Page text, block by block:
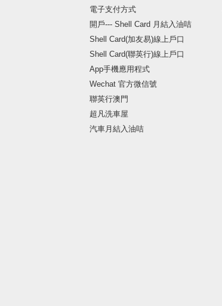
電子支付方式
開戶--- Shell Card 月結入油咭
Shell Card(加友易)線上戶口
Shell Card(聯英行)線上戶口
App手機應用程式
Wechat 官方微信號
聯英行澳門
超凡洗車屋
汽車月結入油咭